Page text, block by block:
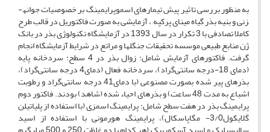
به منظور بررسی تاثیر پیش تیمارهای اسموپرایمینگ بر خصوصیات جوانه­
زنی و بنیه بذر گیاه مینای پرکپه ، آزمایشی به صورت فاکتوریل در قالب طرح
کاملا تصادفی با 3 تکرار در سال 1393 در آزمایشگاه تکنولوژی بذر در بانک
ژن منابع طبیعی موسسه تحقیقات جنگل­ها و مراتع در شرایط آزمایشگاه انجام
گرفت. فاکتورهای آزمایش شامل: زوال بذر در 4 سطح: سردخانه پایه
(دمای 18-درجه سانتی‌گراد)، سردخانه فعال (دمای4 درجه سانتی‌گراد)،
بذرهای پیر شده بصورت مصنوعی (با دمای41 درجه سانتی‌گراد و رطوبت
اشباع به مدت 48 ساعت) و بذرهای احیاء شده (شاهد) بودند. فاکتور دوم
پرایمینگ بذر در هفت سطح شامل: پرایمینگ اسمزی (با استفاده از پلی­اتیلن
گلایکول3/0- مگاپاسکال)، پرایمینگ هورمونی با استفاده از اسید